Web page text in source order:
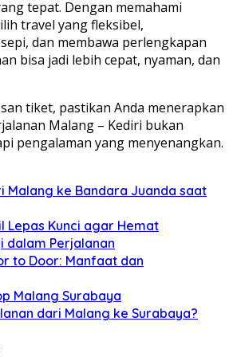
tepat. Dengan memahami
travel yang fleksibel,
dan membawa perlengkapan
bisa jadi lebih cepat, nyaman, dan
tiket, pastikan Anda menerapkan
Malang – Kediri bukan
pengalaman yang menyenangkan.
Malang ke Bandara Juanda saat
Lepas Kunci agar Hemat
dalam Perjalanan
to Door: Manfaat dan
Malang Surabaya
dari Malang ke Surabaya?